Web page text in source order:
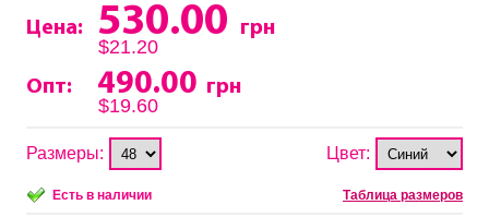
Цена: 530.00
грн
$21.20
Опт:
490.00 грн
$19.60
Размеры: Цвет:
Есть в наличии Таблица размеров